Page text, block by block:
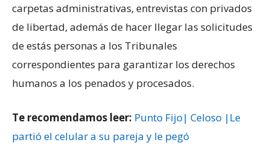
carpetas administrativas, entrevistas con privados
de libertad, además de hacer llegar las solicitudes
de estás personas a los Tribunales
correspondientes para garantizar los derechos
humanos a los penados y procesados.
Te recomendamos leer: Punto Fijo| Celoso |Le
partió el celular a su pareja y le pegó